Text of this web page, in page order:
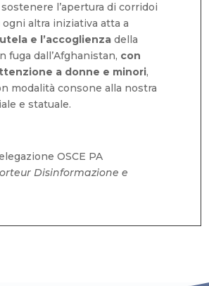
l’apertura di corridoi
altra iniziativa atta a
e l’accoglienza della
fuga dall’Afghanistan, con
a donne e minori,
modalità consone alla nostra
e statuale.
OSCE PA
Disinformazione e